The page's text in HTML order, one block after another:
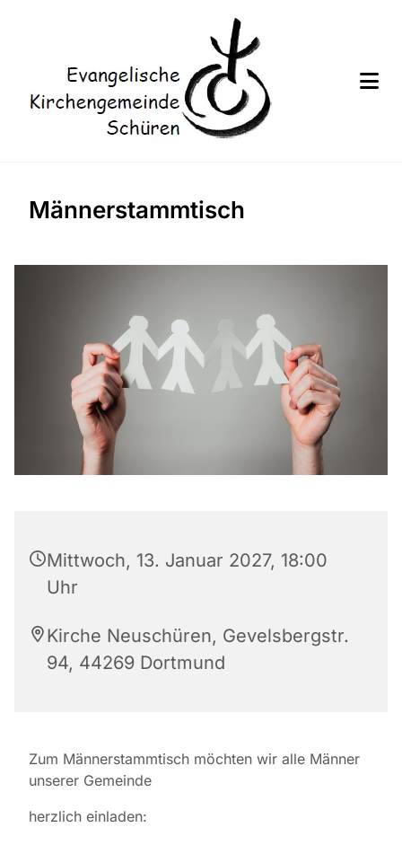
Männerstammtisch
Mittwoch, 13. Januar 2027, 18:00
Uhr
Kirche Neuschüren, Gevelsbergstr.
94, 44269 Dortmund
Zum Männerstammtisch möchten wir alle Männer
unserer Gemeinde
herzlich einladen: